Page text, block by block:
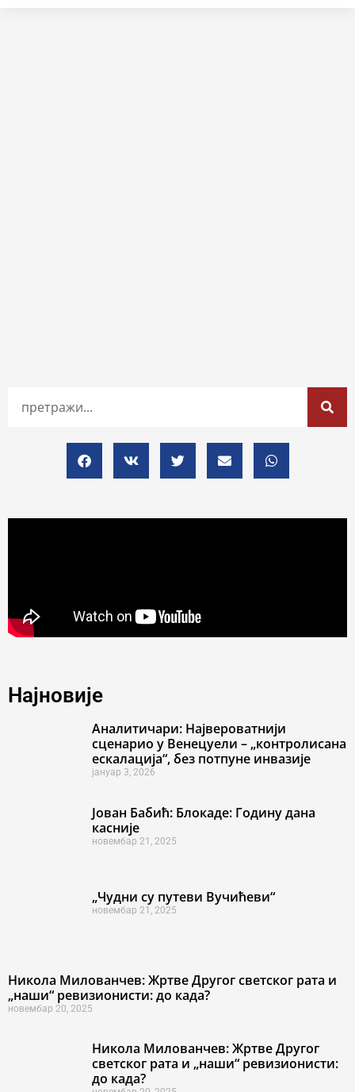
Најновије
Аналитичари: Највероватнији
сценарио у Венецуели – „контролисана
ескалација“, без потпуне инвазије
јануар 3, 2026
Јован Бабић: Блокаде: Годину дана
касније
новембар 21, 2025
„Чудни су путеви Вучићеви“
новембар 21, 2025
Никола Милованчев: Жртве Другог светског рата и
„наши“ ревизионисти: до када?
новембар 20, 2025
Никола Милованчев: Жртве Другог
светског рата и „наши“ ревизионисти:
до када?